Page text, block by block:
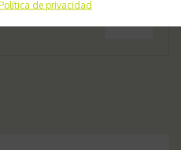
de privacidad
trifolii